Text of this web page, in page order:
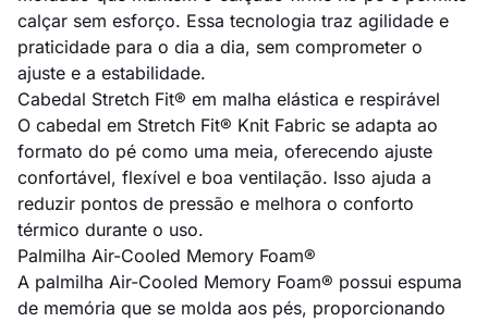
calçar sem esforço. Essa tecnologia traz agilidade e
praticidade para o dia a dia, sem comprometer o
ajuste e a estabilidade.
Cabedal Stretch Fit® em malha elástica e respirável
O cabedal em Stretch Fit® Knit Fabric se adapta ao
formato do pé como uma meia, oferecendo ajuste
confortável, flexível e boa ventilação. Isso ajuda a
reduzir pontos de pressão e melhora o conforto
térmico durante o uso.
Palmilha Air-Cooled Memory Foam®
A palmilha Air-Cooled Memory Foam® possui espuma
de memória que se molda aos pés, proporcionando